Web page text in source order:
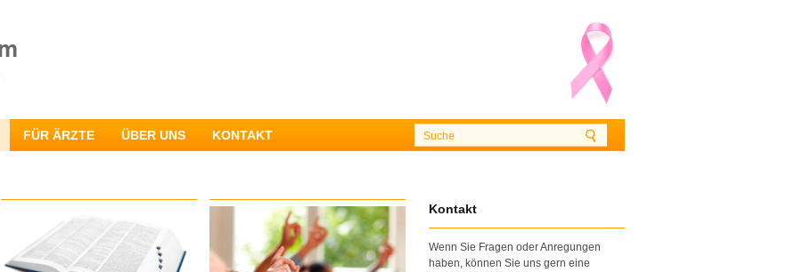
FÜR ÄRZTE ÜBER UNS KONTAKT
Kontakt
Wenn Sie Fragen oder Anregungen
haben, können Sie uns gern eine